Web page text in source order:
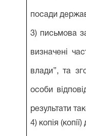
посади
3) письмова
визначені
влади”, та
особи
результати
4) копія